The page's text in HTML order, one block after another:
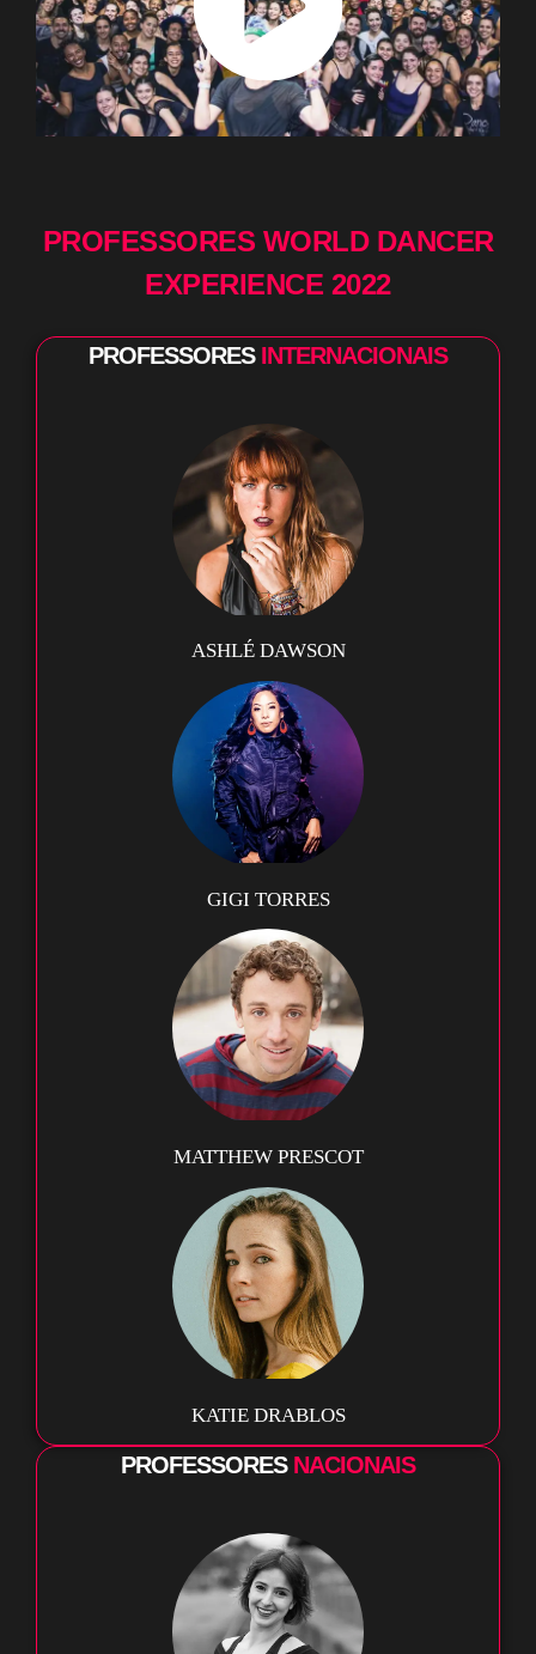
PROFESSORES WORLD DANCER
EXPERIENCE 2022
PROFESSORES INTERNACIONAIS
ASHLÉ DAWSON
GIGI TORRES
MATTHEW PRESCOT
KATIE DRABLOS
PROFESSORES NACIONAIS